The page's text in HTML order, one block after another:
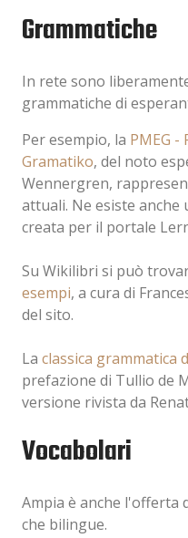
Grammatiche
In rete sono
grammatiche di
Per esempio, la PMEG
Gramatiko, del noto
Wennergren,
attuali. Ne esiste anche
creata per il portale
Su Wikilibri si può
esempi, a cura di
del sito.
La classica grammatica
prefazione di Tullio de
versione rivista da
Vocabolari
Ampia è anche l'offerta
che bilingue.